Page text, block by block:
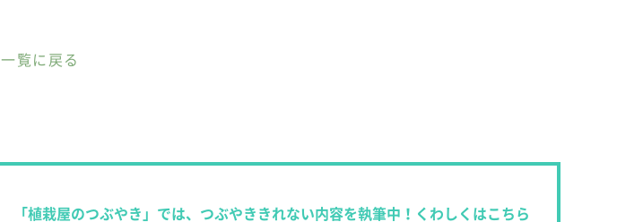
一覧に戻る
「植栽屋のつぶやき」では、つぶやききれない内容を執筆中！くわしくはこちら